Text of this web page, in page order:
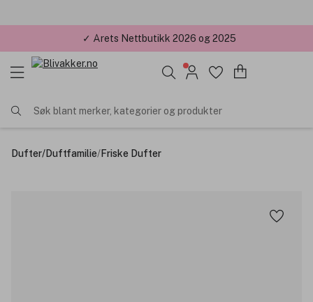
✓ Årets Nettbutikk 2026 og 2025
Søk blant merker, kategorier og produkter
Dufter/Duftfamilie/Friske Dufter